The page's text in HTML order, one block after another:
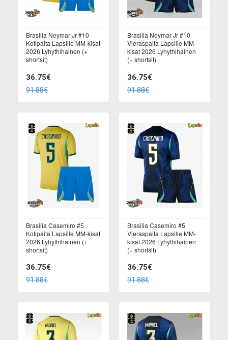
Brasilia Neymar Jr #10
Kotipaita Lapsille MM-kisat
2026 Lyhythihainen (+
shortsit)
36.75€
91.88€
Brasilia Neymar Jr #10
Vieraspaita Lapsille MM-
kisat 2026 Lyhythihainen
(+ shortsit)
36.75€
91.88€
Brasilia Casemiro #5
Kotipaita Lapsille MM-kisat
2026 Lyhythihainen (+
shortsit)
36.75€
91.88€
Brasilia Casemiro #5
Vieraspaita Lapsille MM-
kisat 2026 Lyhythihainen
(+ shortsit)
36.75€
91.88€